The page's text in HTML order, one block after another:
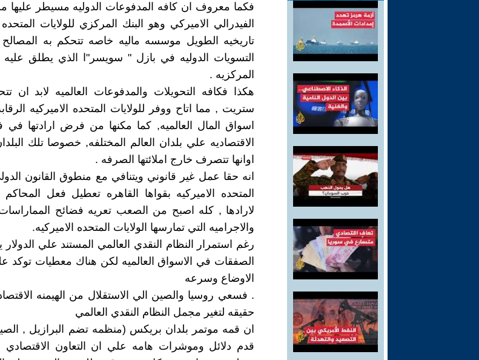
فكما معروف ان كافه المدفوعات الدوليه مسيطر عليها
الفيدرالي الاميركي وهو البنك المركزي للولايات
تاريخيه الطويل موسسه ماليه خاصه تتحكم به
التسويات الدوليه في بازل " سويسر"ا الذي يطلق
المركزيه .
هكذا فكافه التحويلات والمدفوعات العالميه لابد
ستريت , مما اتاح ووفر للولايات المتحده الاميركيه
اسواق المال العالميه, كما مكنها من فرض ارادتها
الاقتصاديه علي بلدان العالم المختلفه, خصوصا تلك
اوانها تتصرف خارج املائتها الصرفه .
انه حقا عمل غير قانوني ويتنافي مع منطوق القانون
المتحده الاميركيه بقواها القاهره تعطيل فعل
لارادها , كله اصبح من الصعب تعريه فضائح المماراسات
والاجراميه التي تمارسها الولايات المتحده الاميركيه.
رغم استمرار النظام النقدي العالمي المستند علي
الصفقات في الاسواق العالميه لكن هناك معطيات توكد
الاوضاع وسرعه
. فسعي روسيا والصين الي الاستقلال من الهيمنه
حقيقه لتغير مجمل النظام النقدي العالمي
ان قمه موتمر بلدان بريكس (منظمه تضم البرازيل ,
قدم دلائل وموشرات هامه علي ان التعاون الاقتصادي